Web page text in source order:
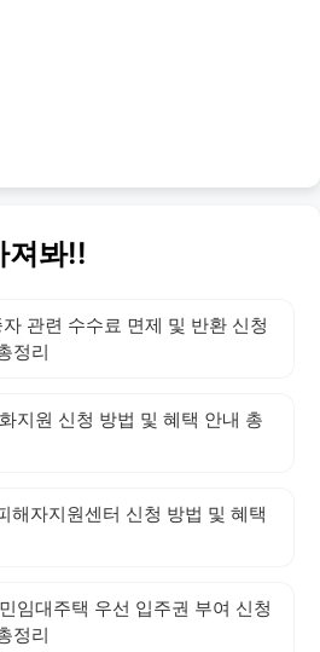
져봐!!
관련 수수료 면제 및 반환 신청
정리
지원 신청 방법 및 혜택 안내 총
해자지원센터 신청 방법 및 혜택
임대주택 우선 입주권 부여 신청
정리